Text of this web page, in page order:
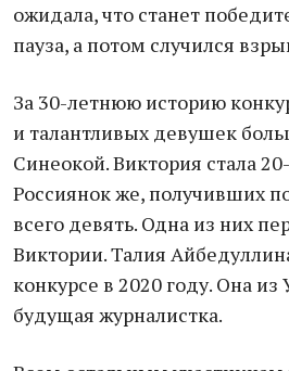
ожидала, что станет
пауза, а потом случился
За 30-летнюю историю
и талантливых девушек
Синеокой. Виктория стала
Россиянок же, получивших
всего девять. Одна из них
Виктории. Талия
конкурсе в 2020 году. Она из
будущая журналистка.